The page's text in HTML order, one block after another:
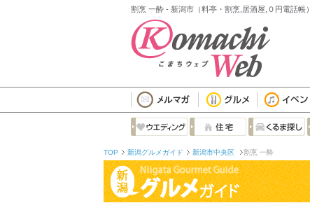
割烹 一酔 - 新潟市（料亭・割烹,居酒屋,０円電話帳）
TOP 新潟グルメガイド 新潟市中央区 割烹 一酔